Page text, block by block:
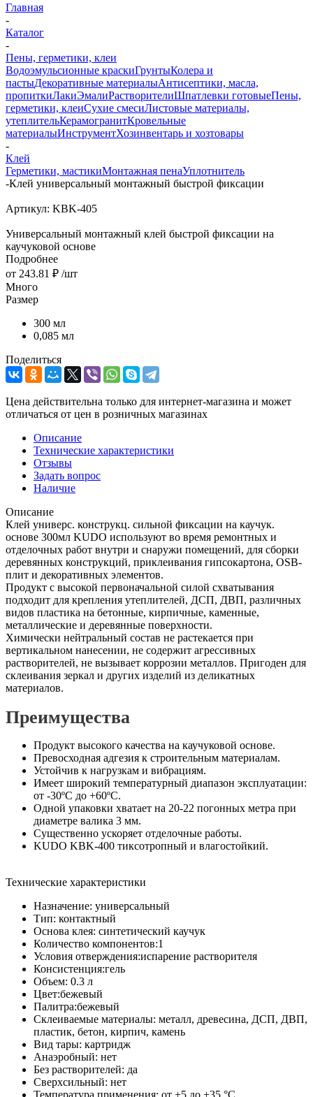
Главная
-
Каталог
-
Пены, герметики, клеи
Водоэмульсионные краскиГрунтыКолера и
пастыДекоративные материалыАнтисептики, масла,
пропиткиЛакиЭмалиРастворителиШпатлевки готовыеПены,
герметики, клеиСухие смесиЛистовые материалы,
утеплительКерамогранитКровельные
материалыИнструментХозинвентарь и хозтовары
-
Клей
Герметики, мастикиМонтажная пенаУплотнитель
-Клей универсальный монтажный быстрой фиксации
Артикул: KBK-405
Универсальный монтажный клей быстрой фиксации на
каучуковой основе
Подробнее
от 243.81 ₽ /шт
Много
Размер
300 мл
0,085 мл
Поделиться
Цена действительна только для интернет-магазина и может
отличаться от цен в розничных магазинах
Описание
Технические характеристики
Отзывы
Задать вопрос
Наличие
Описание
Клей универс. конструкц. сильной фиксации на каучук.
основе 300мл KUDO используют во время ремонтных и
отделочных работ внутри и снаружи помещений, для сборки
деревянных конструкций, приклеивания гипсокартона, OSB-
плит и декоративных элементов.
Продукт с высокой первоначальной силой схватывания
подходит для крепления утеплителей, ДСП, ДВП, различных
видов пластика на бетонные, кирпичные, каменные,
металлические и деревянные поверхности.
Химически нейтральный состав не растекается при
вертикальном нанесении, не содержит агрессивных
растворителей, не вызывает коррозии металлов. Пригоден для
склеивания зеркал и других изделий из деликатных
материалов.
Преимущества
Продукт высокого качества на каучуковой основе.
Превосходная адгезия к строительным материалам.
Устойчив к нагрузкам и вибрациям.
Имеет широкий температурный диапазон эксплуатации:
от -30ºС до +60ºС.
Одной упаковки хватает на 20-22 погонных метра при
диаметре валика 3 мм.
Существенно ускоряет отделочные работы.
KUDO KBK-400 тиксотропный и влагостойкий.
Технические характеристики
Назначение: универсальный
Тип: контактный
Основа клея: синтетический каучук
Количество компонентов:1
Условия отверждения:испарение растворителя
Консистенция:гель
Объем: 0.3 л
Цвет:бежевый
Палитра:бежевый
Склеиваемые материалы: металл, древесина, ДСП, ДВП,
пластик, бетон, кирпич, камень
Вид тары: картридж
Анаэробный: нет
Без растворителей: да
Сверхсильный: нет
Температура применения: от +5 до +35 °С